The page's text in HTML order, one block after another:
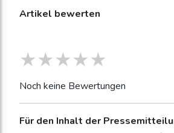
Artikel bewerten
Noch keine Bewertungen
Für den Inhalt der